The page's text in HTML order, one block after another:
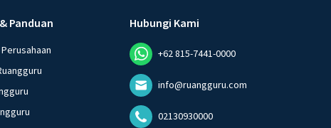
Panduan Hubungi Kami
+62 815-7441-0000
info@ruangguru.com
02130930000